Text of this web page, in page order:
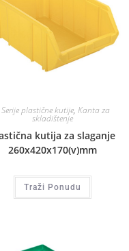
Serije plastične kutije, Kanta za
skladištenje
kutija za slaganje
260x420x170(v)mm
Traži Ponudu